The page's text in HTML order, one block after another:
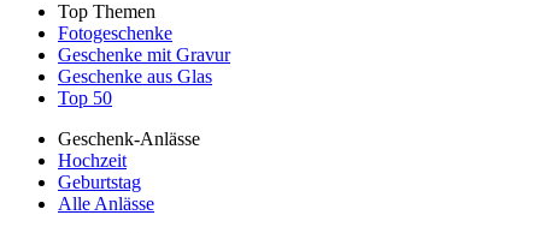
Top Themen
Fotogeschenke
Geschenke mit Gravur
Geschenke aus Glas
Top 50
Geschenk-Anlässe
Hochzeit
Geburtstag
Alle Anlässe